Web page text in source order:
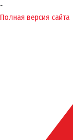
-
Полная версия сайта